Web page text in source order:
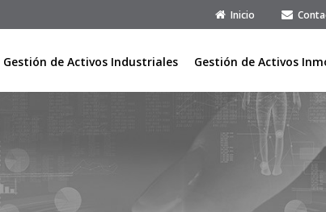
Inicio
Gestión de Activos Industriales Gestión de Activos